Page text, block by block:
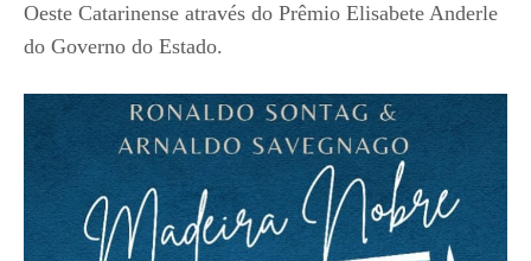
Oeste Catarinense através do Prêmio Elisabete Anderle
do Governo do Estado.